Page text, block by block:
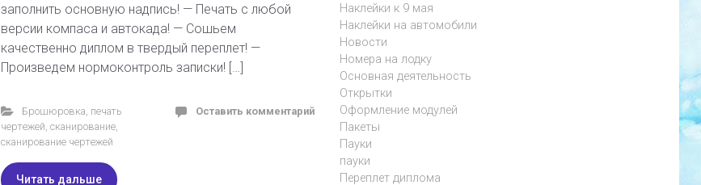
заполнить основную надпись! — Печать с любой
версии компаса и автокада! — Сошьем
качественно диплом в твердый переплет! —
Произведем нормоконтроль записки! […]
Брошюровка печать
чертежей сканирование
сканирование чертежей
Оставить комментарий
Читать дальше
Наклейки к 9 мая
Наклейки на автомобили
Новости
Номера на лодку
Основная деятельность
Открытки
Оформление модулей
Пакеты
Пауки
пауки
Переплет диплома